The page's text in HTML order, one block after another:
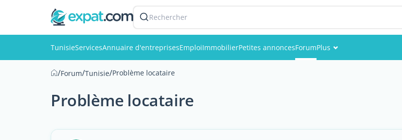
Rechercher
TunisieServicesAnnuaire d'entreprisesEmploiImmobilierPetites annoncesForumPlus
/Forum/Tunisie/Problème locataire
Problème locataire